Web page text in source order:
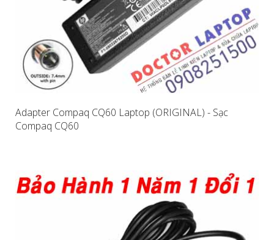
Adapter Compaq CQ60 Laptop (ORIGINAL) - Sạc
Compaq CQ60